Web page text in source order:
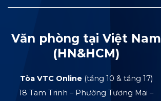
Văn phòng tại Việt Nam
(HN&HCM)
Tòa VTC Online(tầng 10 & tầng 17)
18 Tam Trinh – Phường Tương Mai –